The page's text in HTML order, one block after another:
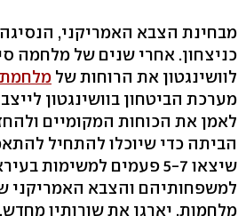
מבחינת הצבא האמריקני,
כניצחון. אחרי שנים של מלחמה
לוושינגטון את הרוחות של מלחמת
מערכת הביטחון בוושינגטון
לאמן את הכוחות המקומיים
הביתה כדי שיוכלו להתחיל
שיצאו 5-7 פעמים למשימות
למשפחותיהם והצבא האמריקני
מלחמות, יארגן את שורותיו מחדש.